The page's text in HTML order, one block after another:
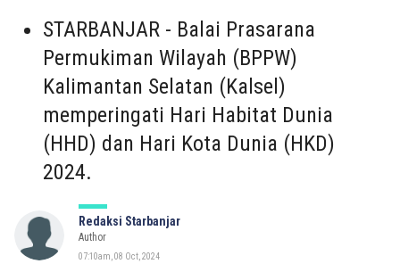
STARBANJAR - Balai Prasarana
Permukiman Wilayah (BPPW)
Kalimantan Selatan (Kalsel)
memperingati Hari Habitat Dunia
(HHD) dan Hari Kota Dunia (HKD)
2024.
Redaksi Starbanjar
Author
07:10am, 08 Oct, 2024